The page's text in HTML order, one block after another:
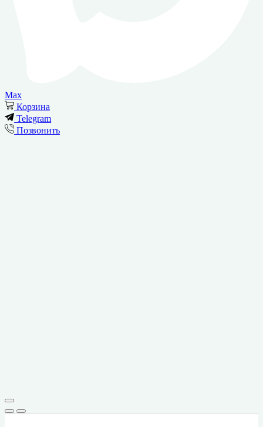
Max
Корзина
Telegram
Позвонить